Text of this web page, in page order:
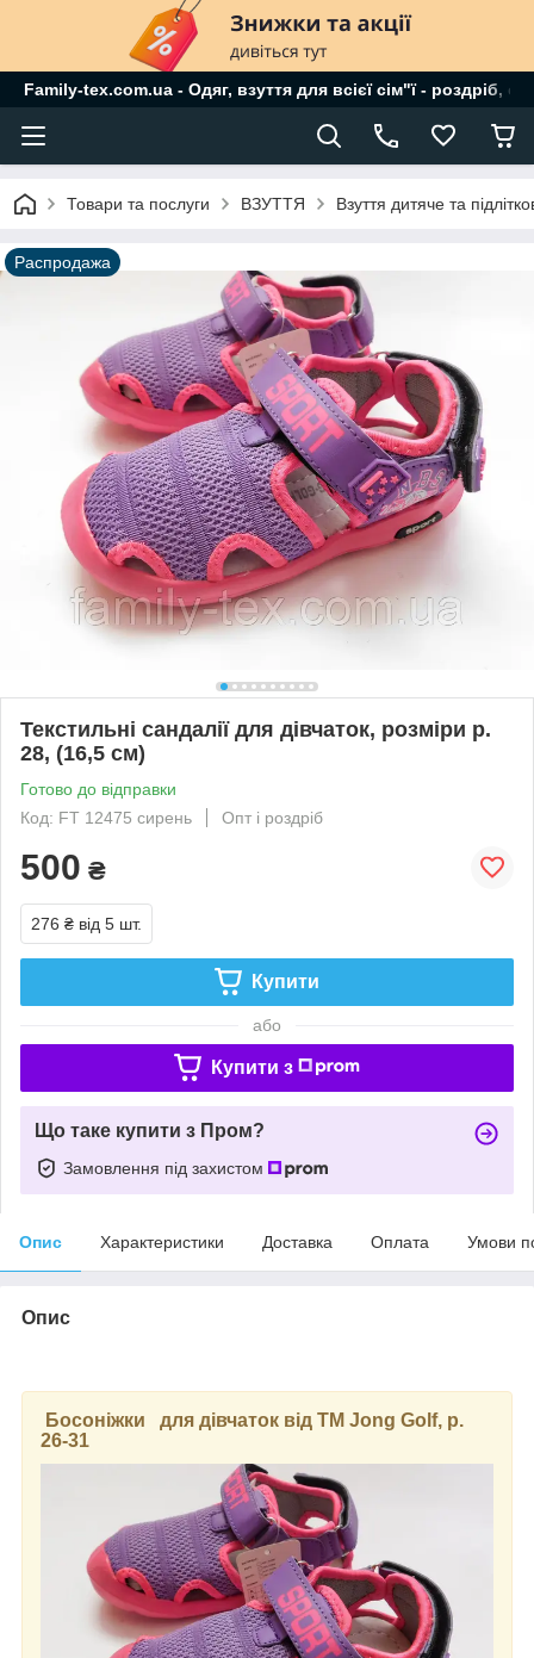
Family-tex.com.ua - Одяг, взуття для всієї сім"ї - роздріб,
Товари та послуги ВЗУТТЯ Взуття дитяче та
Распродажа
Текстильні сандалії для дівчаток, розміри р.
28, (16,5 см)
Готово до відправки
Код: FT 12475 сирень
Опт і роздріб
500 ₴
276 ₴ від 5 шт.
Купити
або
Купити з
Що таке купити з Пром?
Замовлення під захистом
Опис Характеристики Доставка Оплата Умови
Опис
Босоніжки для дівчаток від ТМ Jong Golf, р.
26-31